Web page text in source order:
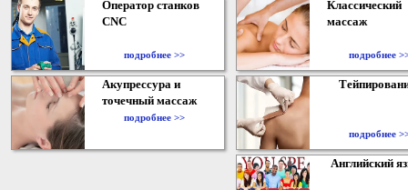
Оператор станков
CNC
подробнее >>
Классический
массаж
подробнее
Акупрессура и
точечный массаж
подробнее >>
подробнее
Английский